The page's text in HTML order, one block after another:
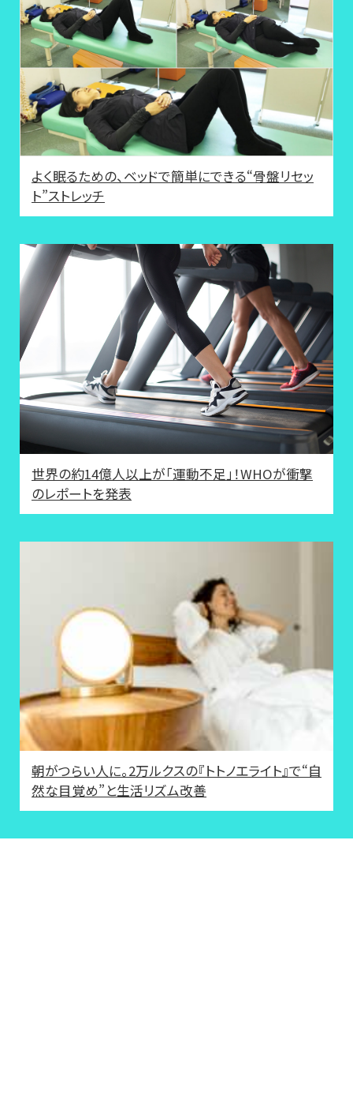
よく眠るための、ベッドで簡単にできる“骨盤リセッ
ト”ストレッチ
世界の約14億人以上が「運動不足」！WHOが衝撃
のレポートを発表
朝がつらい人に。2万ルクスの『トトノエライト』で“自
然な目覚め”と生活リズム改善